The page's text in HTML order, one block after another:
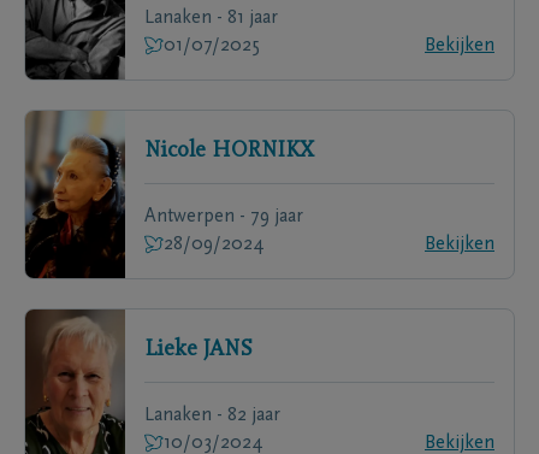
Lanaken - 81 jaar
01/07/2025
Bekijken
Nicole HORNIKX
Antwerpen - 79 jaar
28/09/2024
Bekijken
Lieke JANS
Lanaken - 82 jaar
10/03/2024
Bekijken